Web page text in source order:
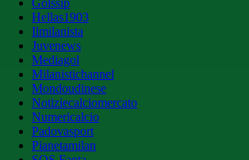
Golssip
Hellas1903
Ilmilanista
Juvenews
Mediagol
Milanistichannel
Mondoudinese
Notiziecalciomercato
Numericalcio
Padovasport
Pianetamilan